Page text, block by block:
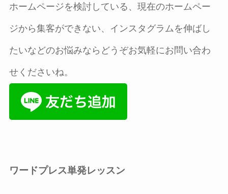
ホームページを検討している、現在のホームペー
ジから集客ができない、インスタグラムを伸ばし
たいなどのお悩みならどうぞお気軽にお問い合わ
せくださいね。
ワードプレス単発レッスン